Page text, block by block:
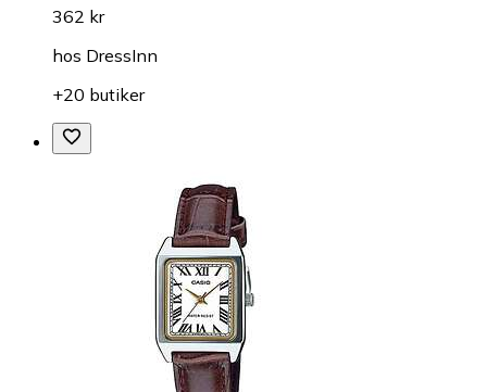
362 kr
hos DressInn
+20 butiker